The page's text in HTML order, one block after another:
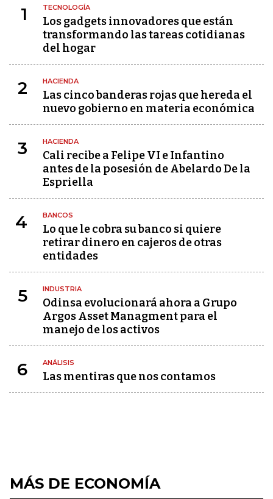
1 TECNOLOGÍA
Los gadgets innovadores que están
transformando las tareas cotidianas
del hogar
2 HACIENDA
Las cinco banderas rojas que hereda el
nuevo gobierno en materia económica
3 HACIENDA
Cali recibe a Felipe VI e Infantino
antes de la posesión de Abelardo De la
Espriella
4 BANCOS
Lo que le cobra su banco si quiere
retirar dinero en cajeros de otras
entidades
5 INDUSTRIA
Odinsa evolucionará ahora a Grupo
Argos Asset Managment para el
manejo de los activos
6 ANÁLISIS
Las mentiras que nos contamos
MÁS DE ECONOMÍA